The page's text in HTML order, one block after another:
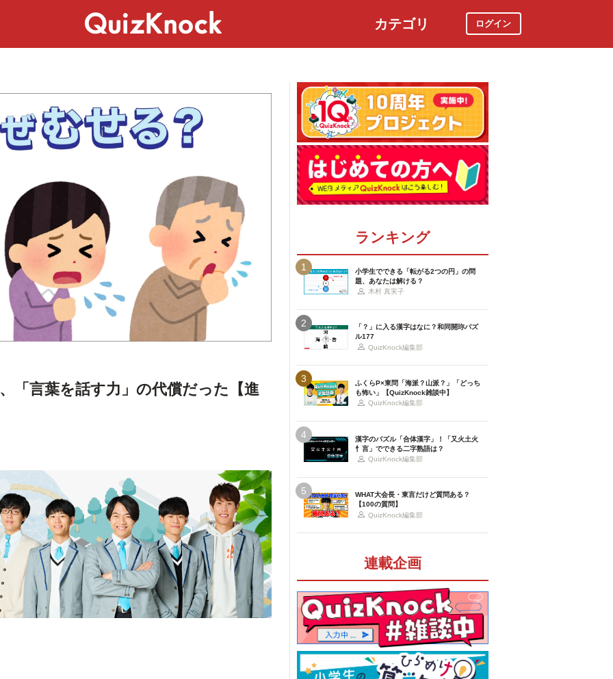
カテゴリ ログイン
「言葉を話す力」の代償だった【進
ランキング
1
小学生でできる「転がる2つの円」の問
題、あなたは解ける？
木村 真実子
2
「？」に入る漢字はなに？和同開珎パズ
ル177
QuizKnock編集部
3
ふくらP×東問「海派？山派？」「どっち
も怖い」【QuizKnock雑談中】
QuizKnock編集部
4
漢字のパズル「合体漢字」！「又火土火
忄言」でできる二字熟語は？
QuizKnock編集部
5
WHAT大会長・東言だけど質問ある？
【100の質問】
QuizKnock編集部
連載企画